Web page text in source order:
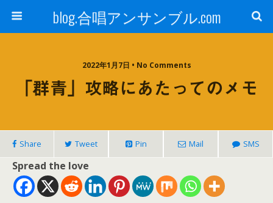
blog.合唱アンサンブル.com
2022年1月7日 • No Comments
「群青」攻略にあたってのメモ
Share Tweet Pin Mail SMS
Spread the love